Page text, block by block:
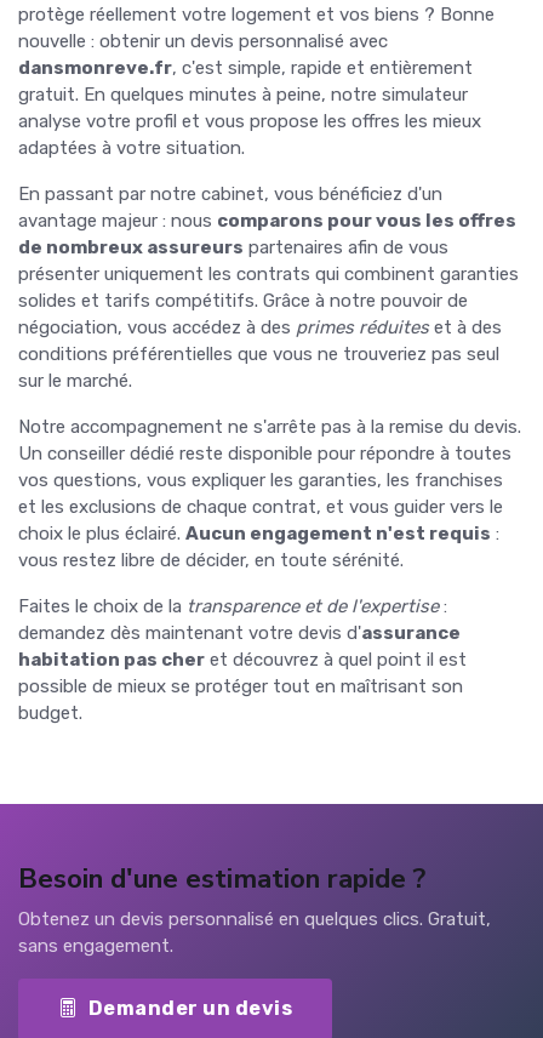
protège réellement votre logement et vos biens ? Bonne
nouvelle : obtenir un devis personnalisé avec
dansmonreve.fr, c'est simple, rapide et entièrement
gratuit. En quelques minutes à peine, notre simulateur
analyse votre profil et vous propose les offres les mieux
adaptées à votre situation.
En passant par notre cabinet, vous bénéficiez d'un
avantage majeur : nous comparons pour vous les offres
de nombreux assureurs partenaires afin de vous
présenter uniquement les contrats qui combinent garanties
solides et tarifs compétitifs. Grâce à notre pouvoir de
négociation, vous accédez à des primes réduiteset à des
conditions préférentielles que vous ne trouveriez pas seul
sur le marché.
Notre accompagnement ne s'arrête pas à la remise du devis.
Un conseiller dédié reste disponible pour répondre à toutes
vos questions, vous expliquer les garanties, les franchises
et les exclusions de chaque contrat, et vous guider vers le
choix le plus éclairé. Aucun engagement n'est requis :
vous restez libre de décider, en toute sérénité.
Faites le choix de la transparence et de l'expertise:
demandez dès maintenant votre devis d'assurance
habitation pas cher et découvrez à quel point il est
possible de mieux se protéger tout en maîtrisant son
budget.
Besoin d'une estimation rapide ?
Obtenez un devis personnalisé en quelques clics. Gratuit,
sans engagement.
Demander un devis